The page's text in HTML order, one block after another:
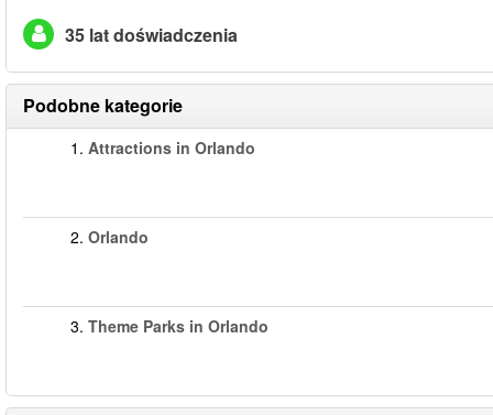
35 lat doświadczenia
Podobne kategorie
1. Attractions in Orlando
2. Orlando
3. Theme Parks in Orlando